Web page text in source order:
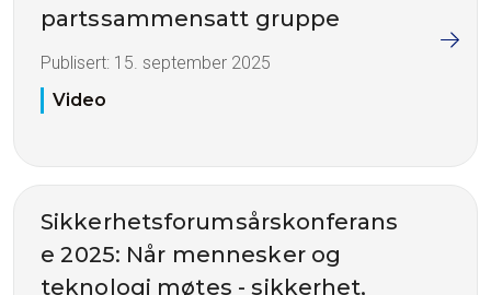
partssammensatt gruppe
Publisert: 15. september 2025
Video
Sikkerhetsforumsårskonferans
e 2025: Når mennesker og
teknologi møtes - sikkerhet,